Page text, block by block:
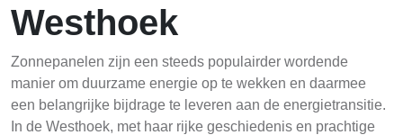
Westhoek
Zonnepanelen zijn een steeds populairder wordende
manier om duurzame energie op te wekken en daarmee
een belangrijke bijdrage te leveren aan de energietransitie.
In de Westhoek, met haar rijke geschiedenis en prachtige